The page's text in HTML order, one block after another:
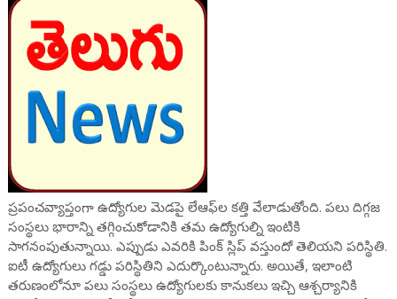
ప్రపంచవ్యాప్తంగా ఉద్యోగుల మెడపై లేఆఫ్‌ల కత్తి వేలాడుతోంది. పలు దిగ్గజ
సంస్థలు భారాన్ని తగ్గించుకోడానికి తమ ఉద్యోగుల్ని ఇంటికి
సాగనంపుతున్నాయి. ఎప్పుడు ఎవరికి పింక్ స్లిప్ వస్తుందో తెలియని పరిస్థితి.
ఐటీ ఉద్యోగులు గడ్డు పరిస్థితిని ఎదుర్కొంటున్నారు. అయితే, ఇలాంటి
తరుణంలోనూ పలు సంస్థలు ఉద్యోగులకు కానుకలు ఇచ్చి ఆశ్చర్యానికి